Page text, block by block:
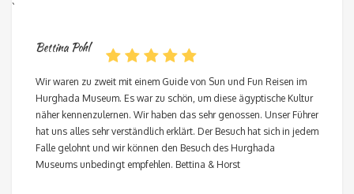
`
Bettina Pohl
Wir waren zu zweit mit einem Guide von Sun und Fun Reisen im
Hurghada Museum. Es war zu schön, um diese ägyptische Kultur
näher kennenzulernen. Wir haben das sehr genossen. Unser Führer
hat uns alles sehr verständlich erklärt. Der Besuch hat sich in jedem
Falle gelohnt und wir können den Besuch des Hurghada
Museums unbedingt empfehlen. Bettina & Horst